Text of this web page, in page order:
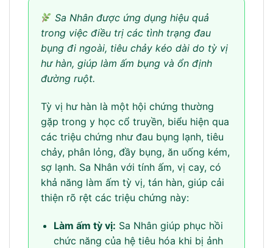
Sa Nhân được ứng dụng hiệu quả
trong việc điều trị các tình trạng đau
bụng đi ngoài, tiêu chảy kéo dài do tỳ vị
hư hàn, giúp làm ấm bụng và ổn định
đường ruột.
Tỳ vị hư hàn là một hội chứng thường
gặp trong y học cổ truyền, biểu hiện qua
các triệu chứng như đau bụng lạnh, tiêu
chảy, phân lỏng, đầy bụng, ăn uống kém,
sợ lạnh. Sa Nhân với tính ấm, vị cay, có
khả năng làm ấm tỳ vị, tán hàn, giúp cải
thiện rõ rệt các triệu chứng này:
Làm ấm tỳ vị: Sa Nhân giúp phục hồi
chức năng của hệ tiêu hóa khi bị ảnh